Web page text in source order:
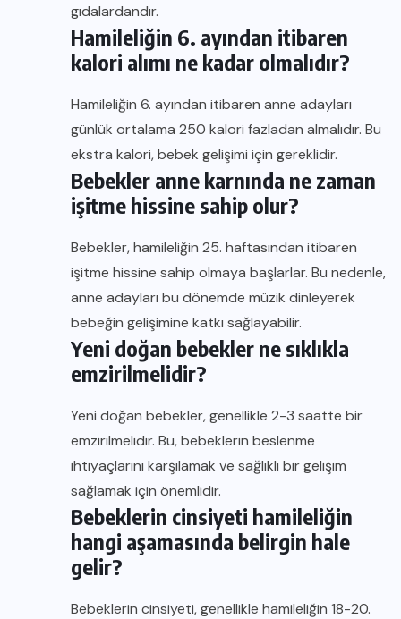
gıdalardandır.
Hamileliğin 6. ayından itibaren
kalori alımı ne kadar olmalıdır?
Hamileliğin 6. ayından itibaren anne adayları
günlük ortalama 250 kalori fazladan almalıdır. Bu
ekstra kalori, bebek gelişimi için gereklidir.
Bebekler anne karnında ne zaman
işitme hissine sahip olur?
Bebekler, hamileliğin 25. haftasından itibaren
işitme hissine sahip olmaya başlarlar. Bu nedenle,
anne adayları bu dönemde müzik dinleyerek
bebeğin gelişimine katkı sağlayabilir.
Yeni doğan bebekler ne sıklıkla
emzirilmelidir?
Yeni doğan bebekler, genellikle 2-3 saatte bir
emzirilmelidir. Bu, bebeklerin beslenme
ihtiyaçlarını karşılamak ve sağlıklı bir gelişim
sağlamak için önemlidir.
Bebeklerin cinsiyeti hamileliğin
hangi aşamasında belirgin hale
gelir?
Bebeklerin cinsiyeti, genellikle hamileliğin 18-20.